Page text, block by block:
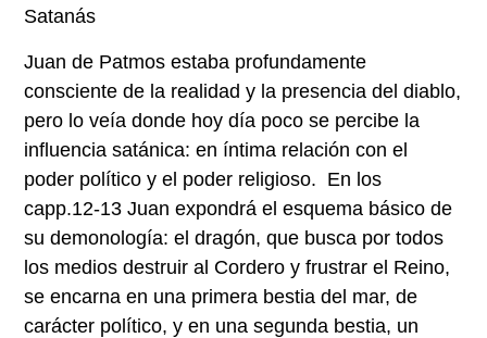
Satanás
Juan de Patmos estaba profundamente
consciente de la realidad y la presencia del diablo,
pero lo veía donde hoy día poco se percibe la
influencia satánica: en íntima relación con el
poder político y el poder religioso. En los
capp.12-13 Juan expondrá el esquema básico de
su demonología: el dragón, que busca por todos
los medios destruir al Cordero y frustrar el Reino,
se encarna en una primera bestia del mar, de
carácter político, y en una segunda bestia, un